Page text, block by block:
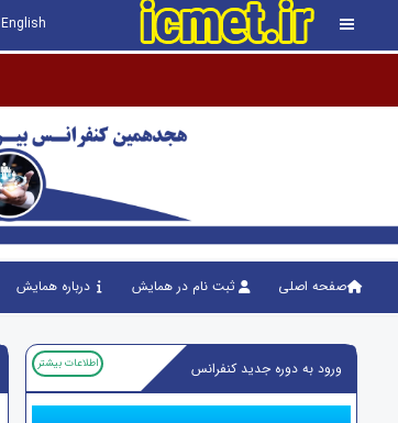
English
صفحه اصلی ثبت نام در همایش درباره همایش
ورود به دوره جدید کنفرانس اطلاعات بیشتر